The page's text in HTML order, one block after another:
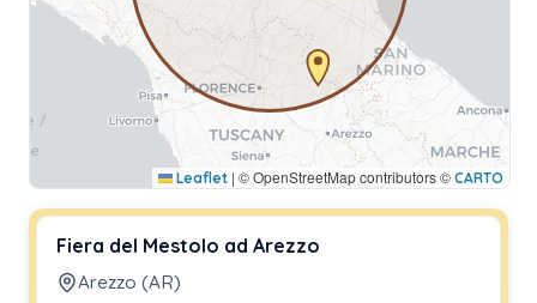
Leaflet | © OpenStreetMap contributors © CARTO
Fiera del Mestolo ad Arezzo
Arezzo (AR)